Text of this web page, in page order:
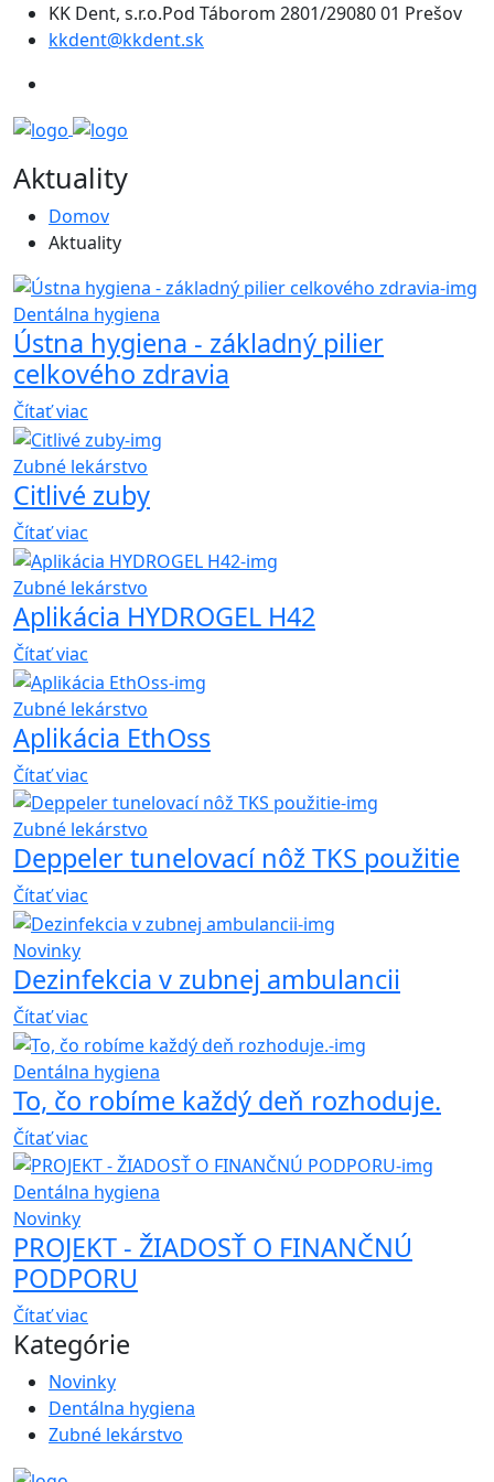
KK Dent, s.r.o.Pod Táborom 2801/29080 01 Prešov
kkdent@kkdent.sk
Aktuality
Domov
Aktuality
Dentálna hygiena
Ústna hygiena - základný pilier
celkového zdravia
Čítať viac
Zubné lekárstvo
Citlivé zuby
Čítať viac
Zubné lekárstvo
Aplikácia HYDROGEL H42
Čítať viac
Zubné lekárstvo
Aplikácia EthOss
Čítať viac
Zubné lekárstvo
Deppeler tunelovací nôž TKS použitie
Čítať viac
Novinky
Dezinfekcia v zubnej ambulancii
Čítať viac
Dentálna hygiena
To, čo robíme každý deň rozhoduje.
Čítať viac
Dentálna hygiena
Novinky
PROJEKT - ŽIADOSŤ O FINANČNÚ
PODPORU
Čítať viac
Kategórie
Novinky
Dentálna hygiena
Zubné lekárstvo